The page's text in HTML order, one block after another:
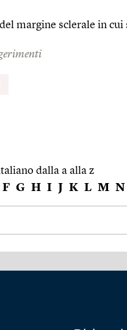
margine sclerale in
dalla a alla z
F G H I J K L M N